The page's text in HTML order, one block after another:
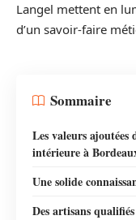
Langel mettent en
d’un savoir-faire
Sommaire
Les valeurs
intérieure à
Une solide
Des artisans